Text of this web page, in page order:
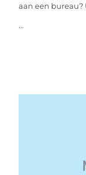
aan een
...